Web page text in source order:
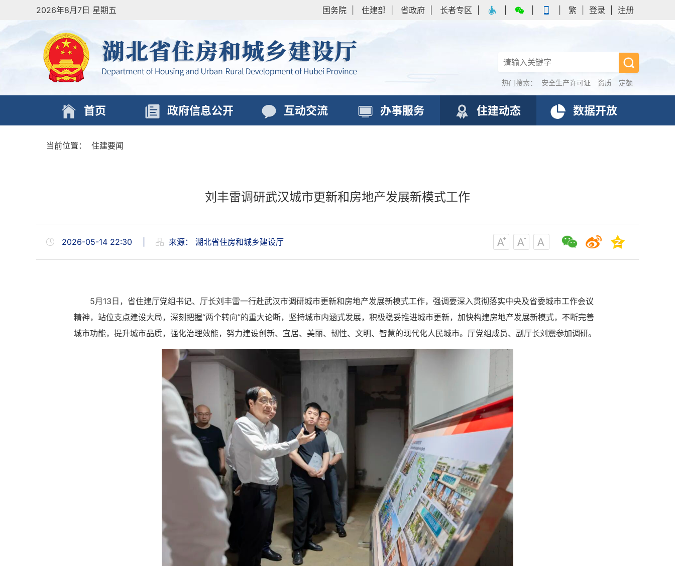
2026年8月7日 星期五 国务院 住建部 省政府 长者专区 繁 登录 注册
热门搜索： 安全生产许可证 资质 定额
首页 政府信息公开 互动交流 办事服务 住建动态 数据开放
当前位置： 住建要闻
刘丰雷调研武汉城市更新和房地产发展新模式工作
2026-05-14 22:30 来源： 湖北省住房和城乡建设厅
5月13日，省住建厅党组书记、厅长刘丰雷一行赴武汉市调研城市更新和房地产发展新模式工作，强调要深入贯彻落实中央及省委城市工作会议
精神，站位支点建设大局，深刻把握“两个转向”的重大论断，坚持城市内涵式发展，积极稳妥推进城市更新，加快构建房地产发展新模式，不断完善
城市功能，提升城市品质，强化治理效能，努力建设创新、宜居、美丽、韧性、文明、智慧的现代化人民城市。厅党组成员、副厅长刘震参加调研。